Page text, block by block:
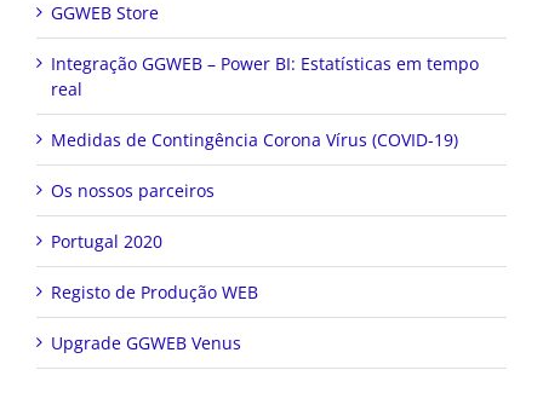
GGWEB Store
Integração GGWEB – Power BI: Estatísticas em tempo
real
Medidas de Contingência Corona Vírus (COVID-19)
Os nossos parceiros
Portugal 2020
Registo de Produção WEB
Upgrade GGWEB Venus